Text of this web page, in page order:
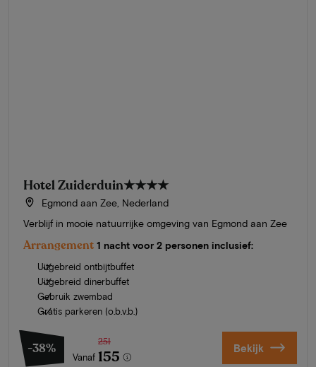
Hotel Zuiderduin★★★★
Egmond aan Zee, Nederland
Verblijf in mooie natuurrijke omgeving van Egmond aan Zee
Arrangement 1 nacht voor 2 personen inclusief:
Uitgebreid ontbijtbuffet
Uitgebreid dinerbuffet
Gebruik zwembad
Gratis parkeren (o.b.v.b.)
-38%
Vanaf
251
155 Bekijk